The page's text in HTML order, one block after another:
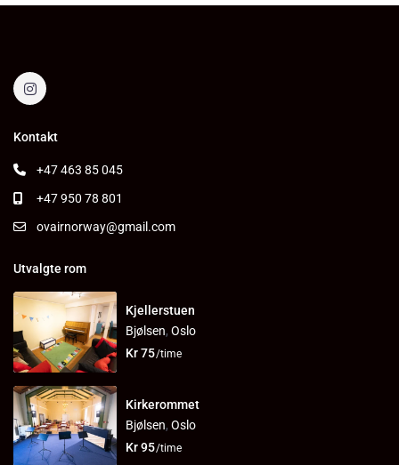
Kontakt
+47 463 85 045
+47 950 78 801
ovairnorway@gmail.com
Utvalgte rom
Kjellerstuen
Bjølsen, Oslo
Kr 75/time
Kirkerommet
Bjølsen, Oslo
Kr 95/time